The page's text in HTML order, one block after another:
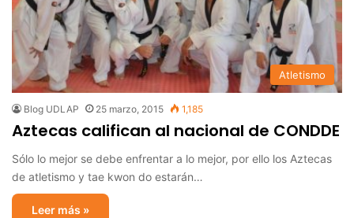
Atletismo
Blog UDLAP 25 marzo, 2015 1,185
Aztecas califican al nacional de CONDDE
Sólo lo mejor se debe enfrentar a lo mejor, por ello los Aztecas
de atletismo y tae kwon do estarán…
Leer más »